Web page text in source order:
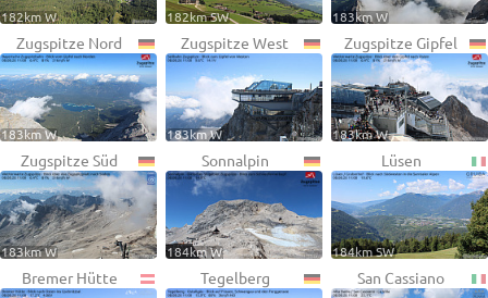
182km W 182km SW 183km W
Zugspitze Nord
183km W
Zugspitze West
183km W
Zugspitze Gipfel
183km W
Zugspitze Süd
183km W
Sonnalpin
184km W
Lüsen
184km SW
Bremer Hütte Tegelberg San Cassiano